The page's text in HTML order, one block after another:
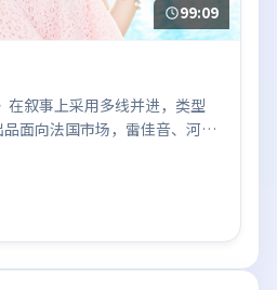
99:09
在叙事上采用多线并进，类型
面向法国市场，雷佳音、河正
关键反转，结尾留白引发讨